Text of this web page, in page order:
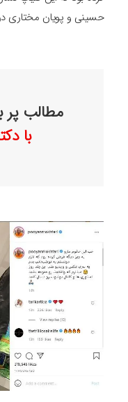
حسینی و پویان مختاری
مطالب پر
با